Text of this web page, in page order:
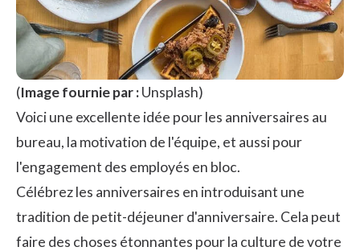
(Image fournie par :Unsplash)
Voici une excellente idée pour les anniversaires au
bureau, la motivation de l'équipe, et aussi pour
l'engagement des employés en bloc.
Célébrez les anniversaires en introduisant une
tradition de petit-déjeuner d'anniversaire. Cela peut
faire des choses étonnantes pour la culture de votre